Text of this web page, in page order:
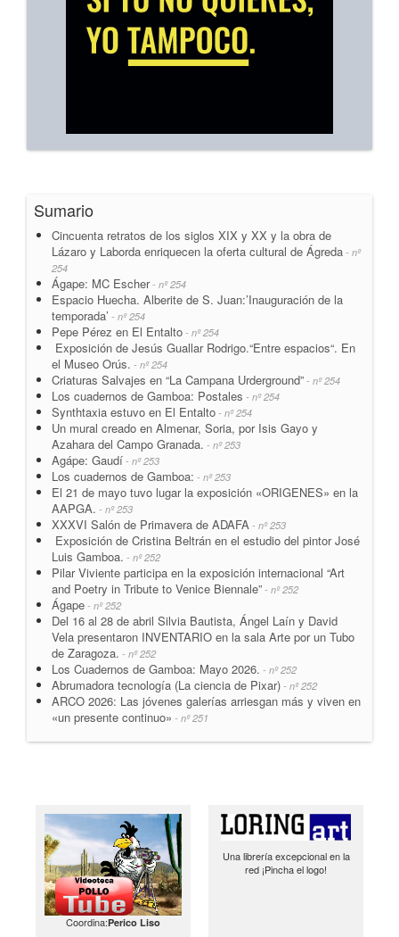
Sumario
Cincuenta retratos de los siglos XIX y XX y la obra de
Lázaro y Laborda enriquecen la oferta cultural de Ágreda - nº
254
Ágape: MC Escher- nº 254
Espacio Huecha. Alberite de S. Juan:’Inauguración de la
temporada’ - nº 254
Pepe Pérez en El Entalto - nº 254
Exposición de Jesús Guallar Rodrigo.“Entre espacios“. En
el Museo Orús. - nº 254
Criaturas Salvajes en “La Campana Urderground” - nº 254
Los cuadernos de Gamboa: Postales - nº 254
Synthtaxia estuvo en El Entalto - nº 254
Un mural creado en Almenar, Soria, por Isis Gayo y
Azahara del Campo Granada. - nº 253
Agápe: Gaudí - nº 253
Los cuadernos de Gamboa: - nº 253
El 21 de mayo tuvo lugar la exposición «ORIGENES» en la
AAPGA. - nº 253
XXXVI Salón de Primavera de ADAFA - nº 253
Exposición de Cristina Beltrán en el estudio del pintor José
Luis Gamboa. - nº 252
Pilar Viviente participa en la exposición internacional “Art
and Poetry in Tribute to Venice Biennale” - nº 252
Ágape - nº 252
Del 16 al 28 de abril Silvia Bautista, Ángel Laín y David
Vela presentaron INVENTARIO en la sala Arte por un Tubo
de Zaragoza. - nº 252
Los Cuadernos de Gamboa: Mayo 2026. - nº 252
Abrumadora tecnología (La ciencia de Pixar) - nº 252
ARCO 2026: Las jóvenes galerías arriesgan más y viven en
«un presente continuo» - nº 251
Coordina:Perico Liso
Una librería excepcional en la
red ¡Pincha el logo!